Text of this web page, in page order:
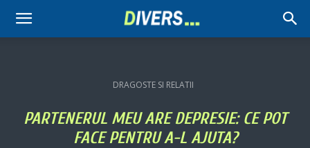
Divers
DRAGOSTE SI RELATII
PARTENERUL MEU ARE DEPRESIE: CE POT
FACE PENTRU A-L AJUTA?